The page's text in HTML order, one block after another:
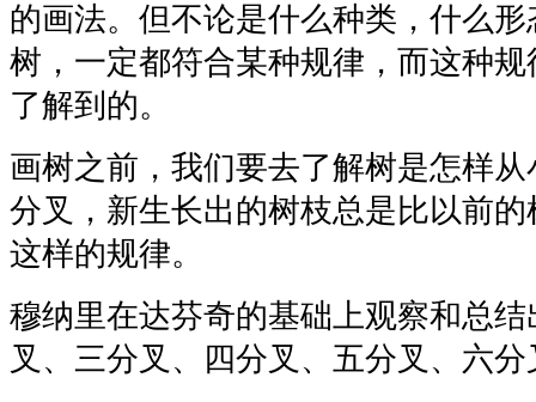
的画法。但不论是什么种类，什么
树，一定都符合某种规律，而这种
了解到的。
画树之前，我们要去了解树是怎样
分叉，新生长出的树枝总是比以前
这样的规律。
穆纳里在达芬奇的基础上观察和总
叉、三分叉、四分叉、五分叉、六